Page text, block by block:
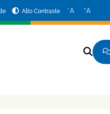
Alto Contraste −A +A